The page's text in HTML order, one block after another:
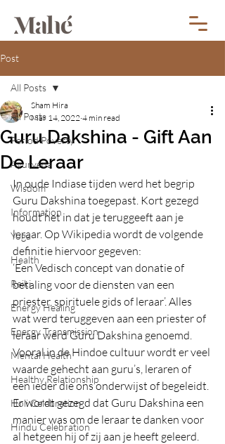
Post
All Posts
Period Poverty
Ayurveda
Wisdom
Information
Yoga
Health
Reiki
Energy Healing
Energy Transmission
Mental Health
Healthy Relationship
Holi Celebration
Hindu Celebration
All Posts
Guru Dakshina - Gift Aan
De Leraar
Sham Hira
Mar 14, 2022 4 min read
In oude Indiase tijden werd het begrip
Guru Dakshina toegepast. Kort gezegd
houdt het in dat je teruggeeft aan je
leraar. Op Wikipedia wordt de volgende
definitie hiervoor gegeven:
‘Een Vedisch concept van donatie of
betaling voor de diensten van een
priester, spirituele gids of leraar’. Alles
wat werd teruggeven aan een priester of
leraar werd Guru Dakshina genoemd.
Vooral in de Hindoe cultuur wordt er veel
waarde gehecht aan guru’s, leraren of
een ieder die ons onderwijst of begeleidt.
Er wordt gezegd dat Guru Dakshina een
manier was om de leraar te danken voor
al hetgeen hij of zij aan je heeft geleerd.